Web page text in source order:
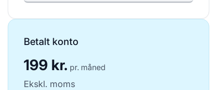
Betalt konto
199 kr. pr. måned
Ekskl. moms